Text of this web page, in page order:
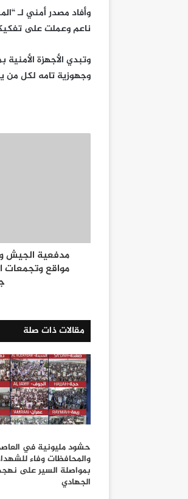
وأفاد مصدر أمني لـ
ناعم وعملت على
وتبدي الأجهزة
وجهوزية تامه لكل من
مدفعية الجيش
مواقع
مقالات ذات صلة
حشود مليونية في
والمحافظات وفاء للشهداء
بمواصلة السير على
الجهادي